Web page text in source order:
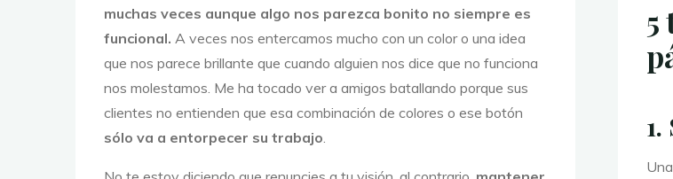
muchas veces aunque algo nos parezca bonito no siempre es
funcional. A veces nos entercamos mucho con un color o una idea
que nos parece brillante que cuando alguien nos dice que no funciona
nos molestamos. Me ha tocado ver a amigos batallando porque sus
clientes no entienden que esa combinación de colores o ese botón
sólo va a entorpecer su trabajo.
5